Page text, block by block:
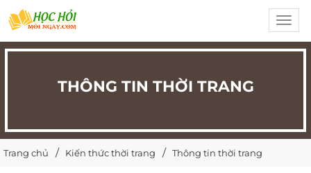
THÔNG TIN THỜI TRANG
Trang chủ Kiến thức thời trang Thông tin thời trang